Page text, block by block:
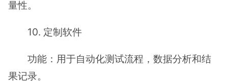
量性。
10. 定制软件
功能：用于自动化测试流程，数据分析和结
果记录。